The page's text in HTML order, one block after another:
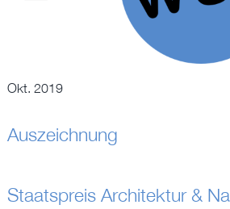
Navigation
PROJEKTE
KONZEPTE
SAMMELKARTEN
Okt. 2019
Auszeichnung
Staatspreis Architektur &